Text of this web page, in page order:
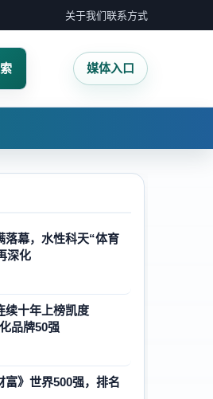
关于我们联系方式
媒体入口
落幕，水性科天“体育
深化
续十年上榜凯度
品牌50强
富》世界500强，排名